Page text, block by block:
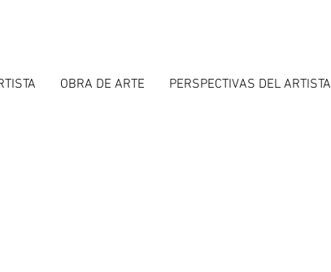
OBRA DE ARTE PERSPECTIVAS DEL ARTISTA